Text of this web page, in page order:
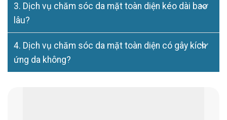
3. Dịch vụ chăm sóc da mặt toàn diện kéo dài bao
lâu?
4. Dịch vụ chăm sóc da mặt toàn diện có gây kích
ứng da không?